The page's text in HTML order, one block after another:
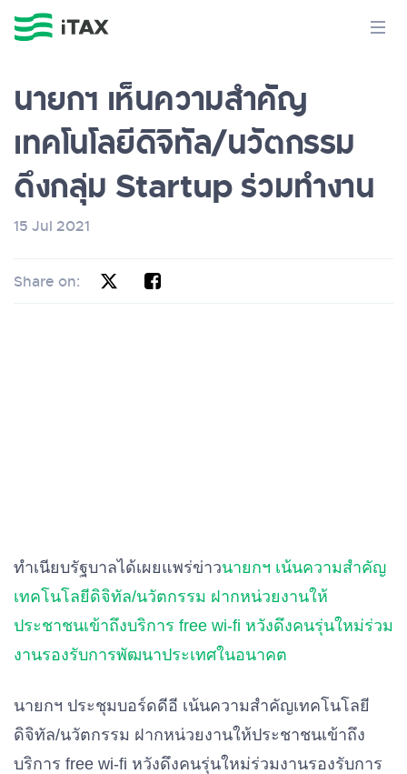
นายกฯ เห็นความสำคัญ
เทคโนโลยีดิจิทัล/นวัตกรรม
ดึงกลุ่ม Startup ร่วมทำงาน
15 Jul 2021
Share on:
ทำเนียบรัฐบาลได้เผยแพร่ข่าวนายกฯ เน้นความสำคัญ
เทคโนโลยีดิจิทัล/นวัตกรรม ฝากหน่วยงานให้
ประชาชนเข้าถึงบริการ free wi-fi หวังดึงคนรุ่นใหม่ร่วม
งานรองรับการพัฒนาประเทศในอนาคต
นายกฯ ประชุมบอร์ดดีอี เน้นความสำคัญเทคโนโลยี
ดิจิทัล/นวัตกรรม ฝากหน่วยงานให้ประชาชนเข้าถึง
บริการ free wi-fi หวังดึงคนรุ่นใหม่ร่วมงานรองรับการ